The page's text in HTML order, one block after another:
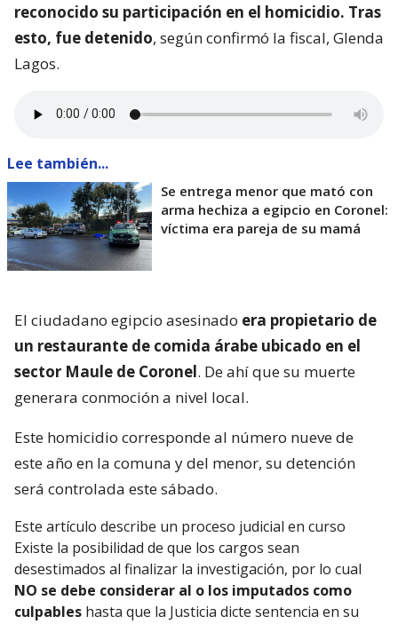
reconocido su participación en el homicidio. Tras
esto, fue detenido, según confirmó la fiscal, Glenda
Lagos.
Lee también...
Se entrega menor que mató con
arma hechiza a egipcio en Coronel:
víctima era pareja de su mamá
El ciudadano egipcio asesinado era propietario de
un restaurante de comida árabe ubicado en el
sector Maule de Coronel. De ahí que su muerte
generara conmoción a nivel local.
Este homicidio corresponde al número nueve de
este año en la comuna y del menor, su detención
será controlada este sábado.
Este artículo describe un proceso judicial en curso
Existe la posibilidad de que los cargos sean
desestimados al finalizar la investigación, por lo cual
NO se debe considerar al o los imputados como
culpables hasta que la Justicia dicte sentencia en su